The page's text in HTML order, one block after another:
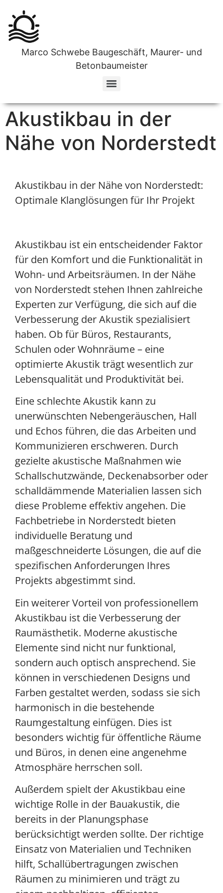
Marco Schwebe Baugeschäft, Maurer- und
Betonbaumeister
Akustikbau in der
Nähe von Norderstedt
Akustikbau in der Nähe von Norderstedt:
Optimale Klanglösungen für Ihr Projekt
Akustikbau ist ein entscheidender Faktor
für den Komfort und die Funktionalität in
Wohn- und Arbeitsräumen. In der Nähe
von Norderstedt stehen Ihnen zahlreiche
Experten zur Verfügung, die sich auf die
Verbesserung der Akustik spezialisiert
haben. Ob für Büros, Restaurants,
Schulen oder Wohnräume – eine
optimierte Akustik trägt wesentlich zur
Lebensqualität und Produktivität bei.
Eine schlechte Akustik kann zu
unerwünschten Nebengeräuschen, Hall
und Echos führen, die das Arbeiten und
Kommunizieren erschweren. Durch
gezielte akustische Maßnahmen wie
Schallschutzwände, Deckenabsorber oder
schalldämmende Materialien lassen sich
diese Probleme effektiv angehen. Die
Fachbetriebe in Norderstedt bieten
individuelle Beratung und
maßgeschneiderte Lösungen, die auf die
spezifischen Anforderungen Ihres
Projekts abgestimmt sind.
Ein weiterer Vorteil von professionellem
Akustikbau ist die Verbesserung der
Raumästhetik. Moderne akustische
Elemente sind nicht nur funktional,
sondern auch optisch ansprechend. Sie
können in verschiedenen Designs und
Farben gestaltet werden, sodass sie sich
harmonisch in die bestehende
Raumgestaltung einfügen. Dies ist
besonders wichtig für öffentliche Räume
und Büros, in denen eine angenehme
Atmosphäre herrschen soll.
Außerdem spielt der Akustikbau eine
wichtige Rolle in der Bauakustik, die
bereits in der Planungsphase
berücksichtigt werden sollte. Der richtige
Einsatz von Materialien und Techniken
hilft, Schallübertragungen zwischen
Räumen zu minimieren und trägt zu